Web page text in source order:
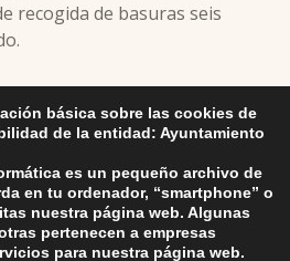
recogida de basuras seis
tiene previsto en los
si son necesarios cambios
en función del
de algunas zonas del
conllevar cambios en la
básica sobre las cookies de
de la entidad: Ayuntamiento
es un pequeño archivo de
en tu ordenador, “smartphone” o
nuestra página web. Algunas
pertenecen a empresas
para nuestra página web.